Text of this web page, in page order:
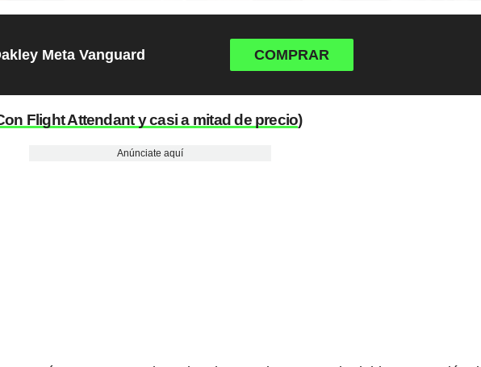
Meta Vanguard COMPRAR
Flight Attendant y casi a mitad de precio)
Anúnciate aquí